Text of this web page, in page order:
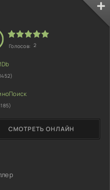
СМОТРЕТЬ ОНЛАЙН
Голосов: 2